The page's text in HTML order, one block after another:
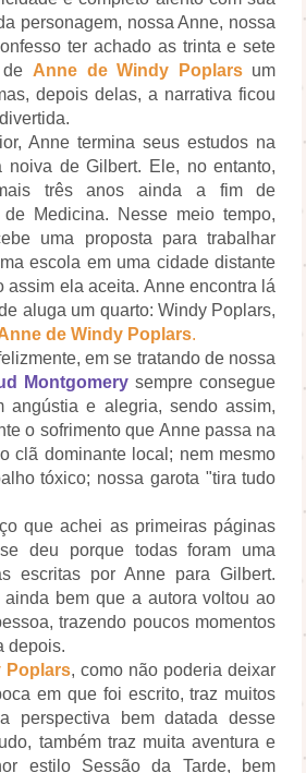
personagem, nossa Anne, nossa
ter achado as trinta e sete
Anne de Windy Poplars um
depois delas, a narrativa ficou
Anne termina seus estudos na
noiva de Gilbert. Ele, no entanto,
três anos ainda a fim de
Medicina. Nesse meio tempo,
uma proposta para trabalhar
escola em uma cidade distante
assim ela aceita. Anne encontra lá
aluga um quarto: Windy Poplars,
de Windy Poplars.
em se tratando de nossa
Montgomery sempre consegue
angústia e alegria, sendo assim,
o sofrimento que Anne passa na
clã dominante local; nem mesmo
tóxico; nossa garota "tira tudo
que achei as primeiras páginas
deu porque todas foram uma
escritas por Anne para Gilbert.
bem que a autora voltou ao
trazendo poucos momentos
depois.
Poplars, como não poderia deixar
em que foi escrito, traz muitos
perspectiva bem datada desse
também traz muita aventura e
estilo Sessão da Tarde, bem